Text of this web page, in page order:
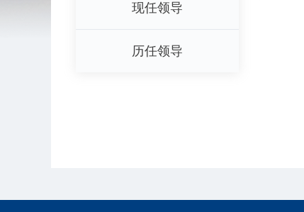
现任领导
历任领导